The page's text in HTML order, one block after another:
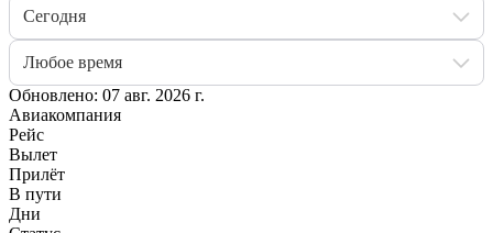
Сегодня
Любое время
Обновлено: 07 авг. 2026 г.
Авиакомпания
Рейс
Вылет
Прилёт
В пути
Дни